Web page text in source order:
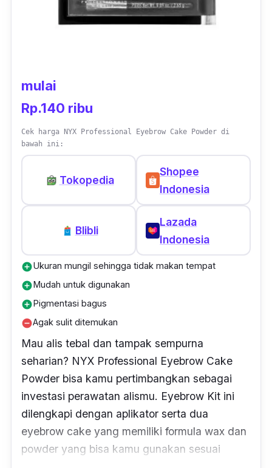
kalo yang udah biasa pake alis mungkin bakal
suka pakai yang bentuknya begin," -Rindia,
mulai
Rp.140 ribu
Cek harga NYX Professional Eyebrow Cake Powder di
bawah ini:
Tokopedia
Shopee
Indonesia
Blibli
Lazada
Indonesia
add_circleUkuran mungil sehingga tidak makan tempat
add_circleMudah untuk digunakan
add_circlePigmentasi bagus
remove_circleAgak sulit ditemukan
Mau alis tebal dan tampak sempurna
seharian? NYX Professional Eyebrow Cake
Powder bisa kamu pertimbangkan sebagai
investasi perawatan alismu. Eyebrow Kit ini
dilengkapi dengan aplikator serta dua
eyebrow cake yang memiliki formula wax dan
powder yang bisa kamu gunakan sesuai